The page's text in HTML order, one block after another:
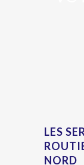
LES
NORD